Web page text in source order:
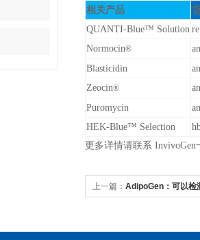
相关产品
QUANTI-Blue™ Solution
Normocin®
Blasticidin
Zeocin®
Puromycin
HEK-Blue™ Selection
更多详情请联系
上一篇： AdipoGen：可以检